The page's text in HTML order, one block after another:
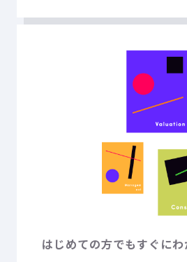
はじめての方でもすぐにわ